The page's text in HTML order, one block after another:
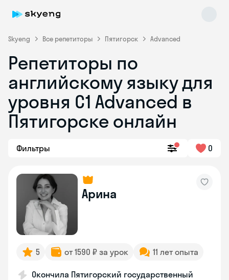
Skyeng Все репетиторы Пятигорск Advanced
Репетиторы по
английскому языку для
уровня C1 Advanced в
Пятигорске онлайн
Фильтры 0
Арина
5 от 1590 ₽ за урок 11 лет опыта
Окончила Пятигорский государственный
Skyeng Chat